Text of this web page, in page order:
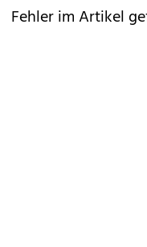
Fehler im Artikel